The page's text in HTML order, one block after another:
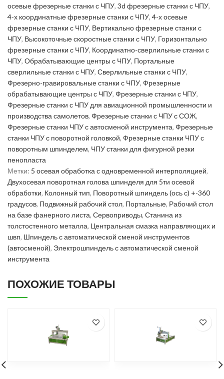
осевые фрезерные станки с ЧПУ, 3d фрезерные станки с ЧПУ,
4-х координатные фрезерные станки с ЧПУ, 4-х осевые
фрезерные станки с ЧПУ, Вертикально фрезерные станки с
ЧПУ, Высокоточные скоростные станки с ЧПУ, Горизонтально
фрезерные станки с ЧПУ, Координатно-сверлильные станки с
ЧПУ, Обрабатывающие центры с ЧПУ, Портальные
сверлильные станки с ЧПУ, Сверлильные станки с ЧПУ,
Фрезерно-гравировальные станки с ЧПУ, Фрезерные
обрабатывающие центры с ЧПУ, Фрезерные станки с ЧПУ,
Фрезерные станки с ЧПУ для авиационной промышленности и
производства самолетов, Фрезерные станки с ЧПУ с СОЖ,
Фрезерные станки ЧПУ с автосменой инструмента, Фрезерные
станки ЧПУ с поворотной головкой, Фрезерные станки ЧПУ с
поворотным шпинделем, ЧПУ станки для фигурной резки
пенопласта
Метки: 5 осевая обработка с одновременной интерполяцией,
Двухосевая поворотная голова шпинделя для 5ти осевой
обработки, Колонный тип, Поворотный шпиндель (ось с) +-360
градусов, Подвижный рабочий стол, Портальные, Рабочий стол
на базе фанерного листа, Сервоприводы, Станина из
толстостенного металла, Центральная смазка направляющих и
швп, Шпиндель с автоматической сменой инструментов
(автосменой), Электрошпиндель с автоматической сменой
инструмента
ПОХОЖИЕ ТОВАРЫ